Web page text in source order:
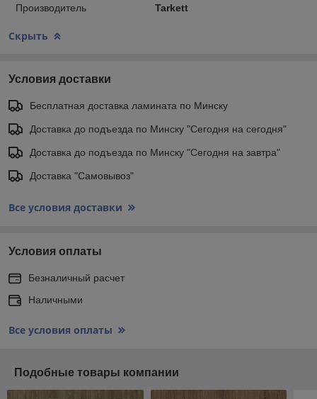
Производитель Tarkett
Скрыть
Условия доставки
Бесплатная доставка ламината по Минску
Доставка до подъезда по Минску "Сегодня на сегодня"
Доставка до подъезда по Минску "Сегодня на завтра"
Доставка "Самовывоз"
Все условия доставки
Условия оплаты
Безналичный расчет
Наличными
Все условия оплаты
Подобные товары компании